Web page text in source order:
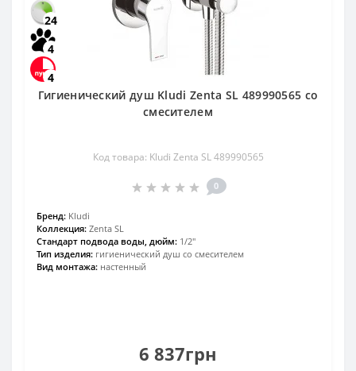
24
4
4
Гигиенический душ Kludi Zenta SL 489990565 со
смесителем
Код товара: Kludi Zenta SL 489990565
0
Бренд: Kludi
Коллекция: Zenta SL
Стандарт подвода воды, дюйм: 1/2"
Тип изделия: гигиенический душ со смесителем
Вид монтажа: настенный
6 837грн